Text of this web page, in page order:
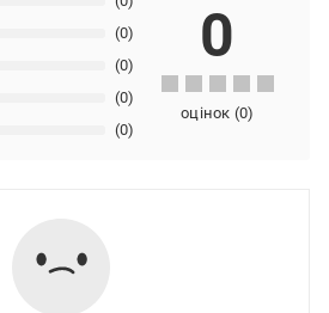
(0)
(0)
(0)
(0) 0
оцінок (0)